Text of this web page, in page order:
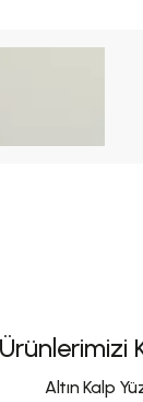
Ürünlerimizi
Altın Kalp